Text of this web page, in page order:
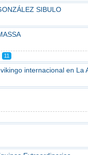
SIBULO
11
internacional en La